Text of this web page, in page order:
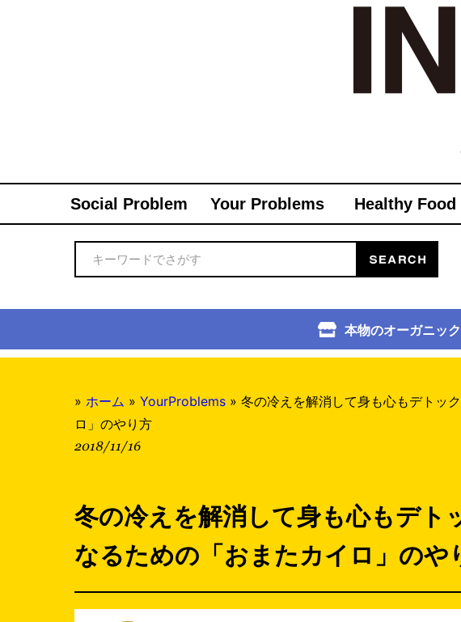
Social Problem Your Problems Healthy Food
本物のオーガニッ
» ホーム » YourProblems » 冬の冷えを解消して身も心もデトッ
ロ」のやり方
2018/11/16
冬の冷えを解消して身も心もデト
なるための「おまたカイロ」のや